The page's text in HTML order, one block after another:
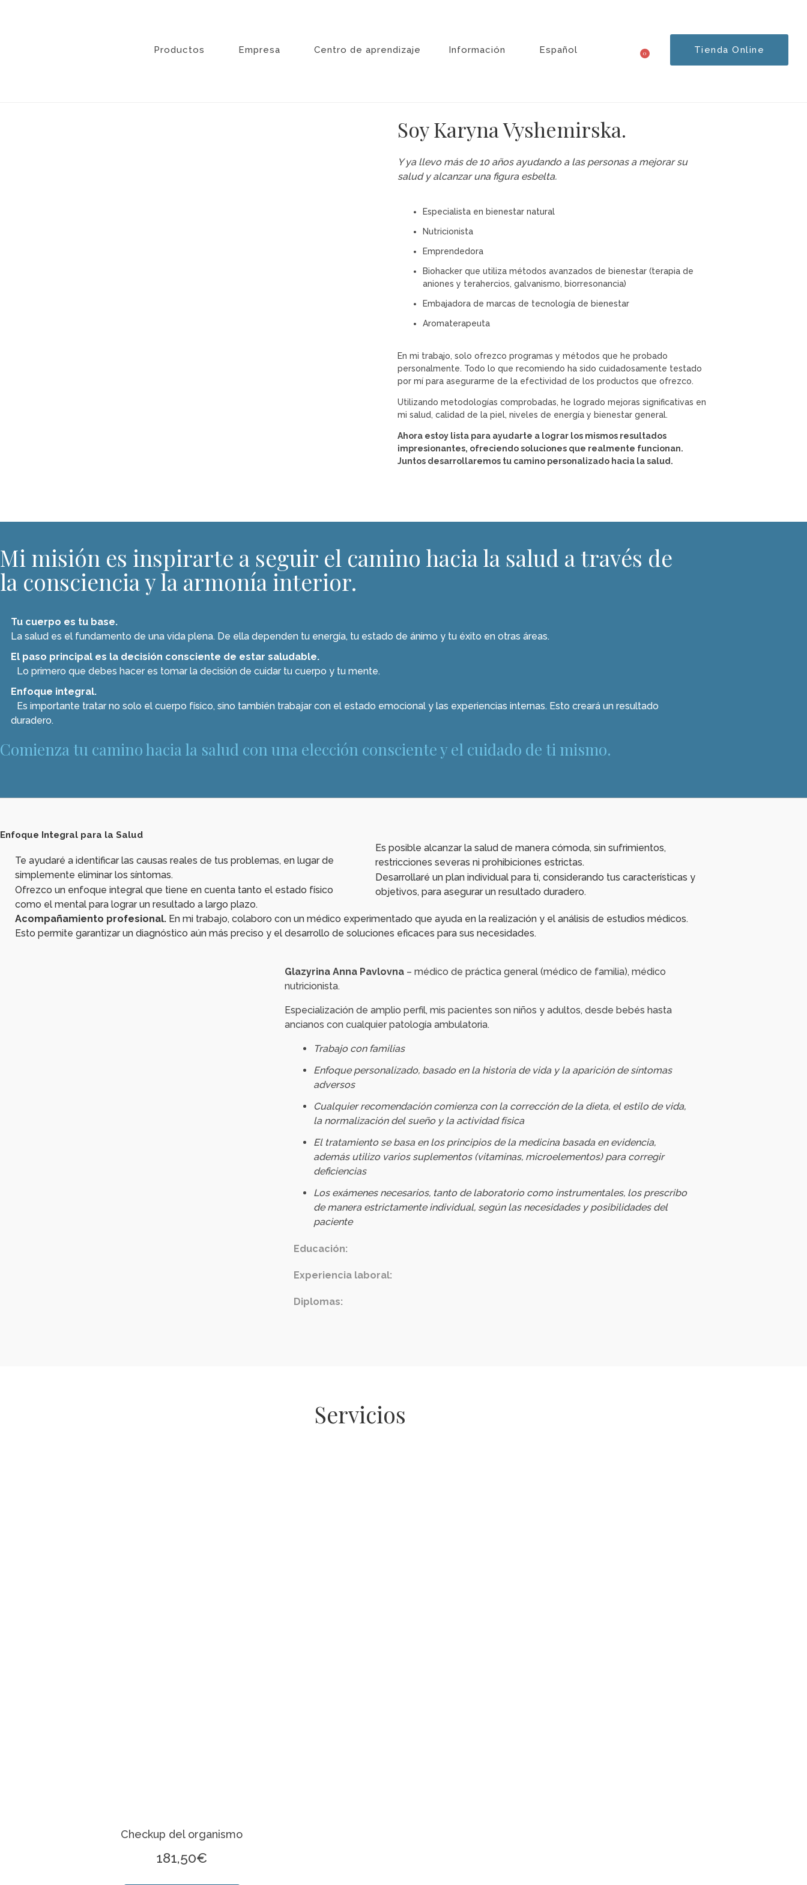
Productos Empresa Centro de aprendizaje Información Español 0
Carrito
Tienda Online
Soy Karyna Vyshemirska.
Y ya llevo más de 10 años ayudando a las personas a mejorar su
salud y alcanzar una figura esbelta.
Especialista en bienestar natural
Nutricionista
Emprendedora
Biohacker que utiliza métodos avanzados de bienestar (terapia de
aniones y terahercios, galvanismo, biorresonancia)
Embajadora de marcas de tecnología de bienestar
Aromaterapeuta
En mi trabajo, solo ofrezco programas y métodos que he probado
personalmente. Todo lo que recomiendo ha sido cuidadosamente testado
por mí para asegurarme de la efectividad de los productos que ofrezco.
Utilizando metodologías comprobadas, he logrado mejoras significativas en
mi salud, calidad de la piel, niveles de energía y bienestar general.
Ahora estoy lista para ayudarte a lograr los mismos resultados
impresionantes, ofreciendo soluciones que realmente funcionan.
Juntos desarrollaremos tu camino personalizado hacia la salud.
Mi misión es inspirarte a seguir el camino hacia la salud a través de
la consciencia y la armonía interior.
Tu cuerpo es tu base.
La salud es el fundamento de una vida plena. De ella dependen tu energía, tu estado de ánimo y tu éxito en otras áreas.
El paso principal es la decisión consciente de estar saludable.
Lo primero que debes hacer es tomar la decisión de cuidar tu cuerpo y tu mente.
Enfoque integral.
Es importante tratar no solo el cuerpo físico, sino también trabajar con el estado emocional y las experiencias internas. Esto creará un resultado
duradero.
Comienza tu camino hacia la salud con una elección consciente y el cuidado de ti mismo.
Enfoque Integral para la Salud
Te ayudaré a identificar las causas reales de tus problemas, en lugar de
simplemente eliminar los síntomas.
Ofrezco un enfoque integral que tiene en cuenta tanto el estado físico
como el mental para lograr un resultado a largo plazo.
Es posible alcanzar la salud de manera cómoda, sin sufrimientos,
restricciones severas ni prohibiciones estrictas.
Desarrollaré un plan individual para ti, considerando tus características y
objetivos, para asegurar un resultado duradero.
Acompañamiento profesional. En mi trabajo, colaboro con un médico experimentado que ayuda en la realización y el análisis de estudios médicos.
Esto permite garantizar un diagnóstico aún más preciso y el desarrollo de soluciones eficaces para sus necesidades.
Glazyrina Anna Pavlovna – médico de práctica general (médico de familia), médico
nutricionista.
Especialización de amplio perfil, mis pacientes son niños y adultos, desde bebés hasta
ancianos con cualquier patología ambulatoria.
Trabajo con familias
Enfoque personalizado, basado en la historia de vida y la aparición de síntomas
adversos
Cualquier recomendación comienza con la corrección de la dieta, el estilo de vida,
la normalización del sueño y la actividad física
El tratamiento se basa en los principios de la medicina basada en evidencia,
además utilizo varios suplementos (vitaminas, microelementos) para corregir
deficiencias
Los exámenes necesarios, tanto de laboratorio como instrumentales, los prescribo
de manera estrictamente individual, según las necesidades y posibilidades del
paciente
Educación:
Experiencia laboral:
Diplomas:
Servicios
Checkup del organismo
181,50€